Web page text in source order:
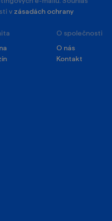
v zásadách ochrany
O společnosti
O nás
Kontakt